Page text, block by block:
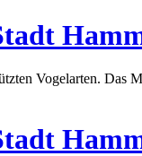
Vogelarten.